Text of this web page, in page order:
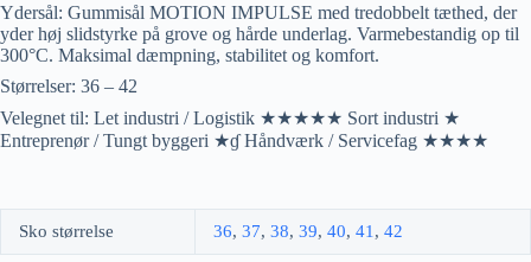
Ydersål: Gummisål MOTION IMPULSE med tredobbelt tæthed, der
yder høj slidstyrke på grove og hårde underlag. Varmebestandig op til
300°C. Maksimal dæmpning, stabilitet og komfort.
Størrelser: 36 – 42
Velegnet til: Let industri / Logistik ★★★★★ Sort industri ★
Entreprenør / Tungt byggeri ★ɠ Håndværk / Servicefag ★★★★
Sko størrelse 36, 37, 38, 39, 40, 41 , 42